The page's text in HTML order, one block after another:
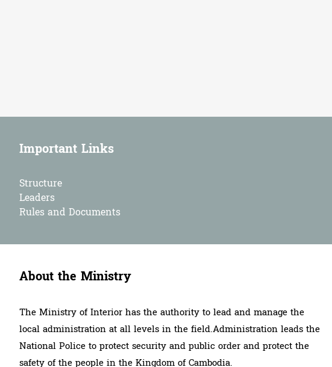
Important Links
Structure
Leaders
Rules and Documents
About the Ministry
The Ministry of Interior has the authority to lead and manage the
local administration at all levels in the field.Administration leads the
National Police to protect security and public order and protect the
safety of the people in the Kingdom of Cambodia.